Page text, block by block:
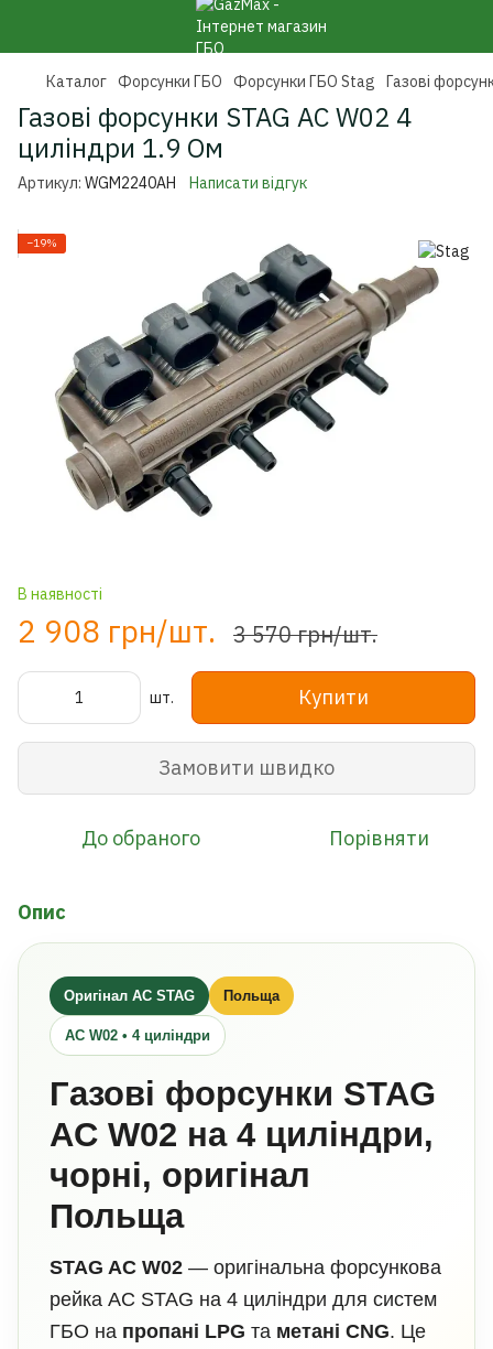
Каталог Форсунки ГБО Форсунки ГБО Stag Газові
Газові форсунки STAG AC W02 4
циліндри 1.9 Ом
Артикул: WGM2240AH Написати відгук
−19%
В наявності
2 908 грн/шт. 3 570 грн/шт.
шт. Купити
Замовити швидко
До обраного Порівняти
Опис
Оригінал AC STAG Польща
AC W02 • 4 циліндри
Газові форсунки STAG
AC W02 на 4 циліндри,
чорні, оригінал
Польща
STAG AC W02 — оригінальна форсункова
рейка AC STAG на 4 циліндри для систем
ГБО на пропані LPG та метані CNG. Це